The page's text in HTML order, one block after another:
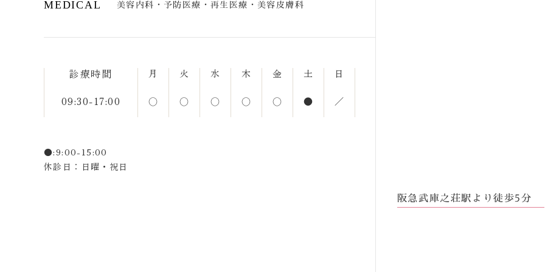
MEDICAL 美容内科・予防医療・再生医療・美容皮膚科
診療時間 月 火 水 木 金 土 日
09:30-17:00 ○ ○ ○ ○ ○ ● ／
●:9:00-15:00
休診日：日曜・祝日
阪急武庫之荘駅より徒歩5分